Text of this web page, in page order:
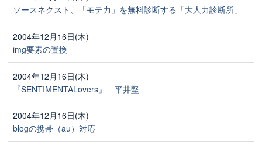
ソースネクスト、「モテ力」を無料診断する「大人力診断所」
2004年12月16日(木)
img要素の置換
2004年12月16日(木)
『SENTIMENTALovers』 平井堅
2004年12月16日(木)
blogの携帯（au）対応